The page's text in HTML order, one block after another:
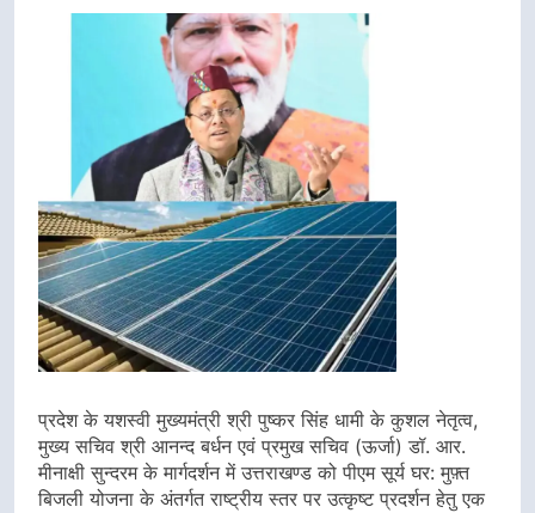
प्रदेश के यशस्वी मुख्यमंत्री श्री पुष्कर सिंह धामी के कुशल नेतृत्व,
मुख्य सचिव श्री आनन्द बर्धन एवं प्रमुख सचिव (ऊर्जा) डॉ. आर.
मीनाक्षी सुन्दरम के मार्गदर्शन में उत्तराखण्ड को पीएम सूर्य घर: मुफ़्त
बिजली योजना के अंतर्गत राष्ट्रीय स्तर पर उत्कृष्ट प्रदर्शन हेतु एक